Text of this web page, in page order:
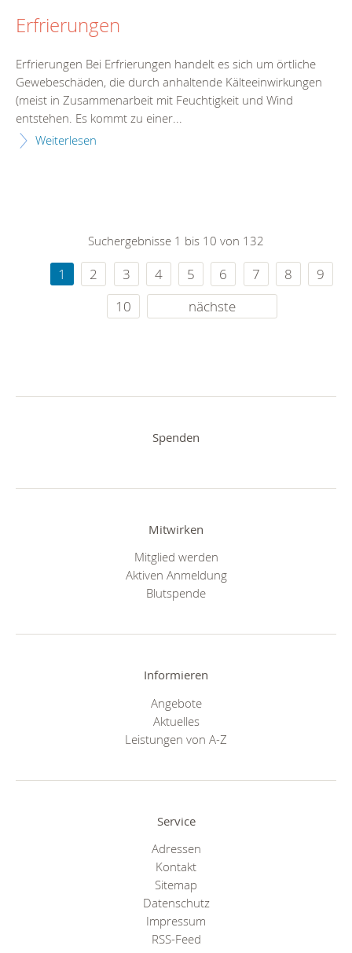
Erfrierungen
Erfrierungen Bei Erfrierungen handelt es sich um örtliche
Gewebeschäden, die durch anhaltende Kälteeinwirkungen
(meist in Zusammenarbeit mit Feuchtigkeit und Wind
entstehen. Es kommt zu einer...
Weiterlesen
Suchergebnisse 1 bis 10 von 132
1 2 3 4 5 6 7 8
9
10
nächste
Spenden
Mitwirken
Mitglied werden
Aktiven Anmeldung
Blutspende
Informieren
Angebote
Aktuelles
Leistungen von A-Z
Service
Adressen
Kontakt
Sitemap
Datenschutz
Impressum
RSS-Feed